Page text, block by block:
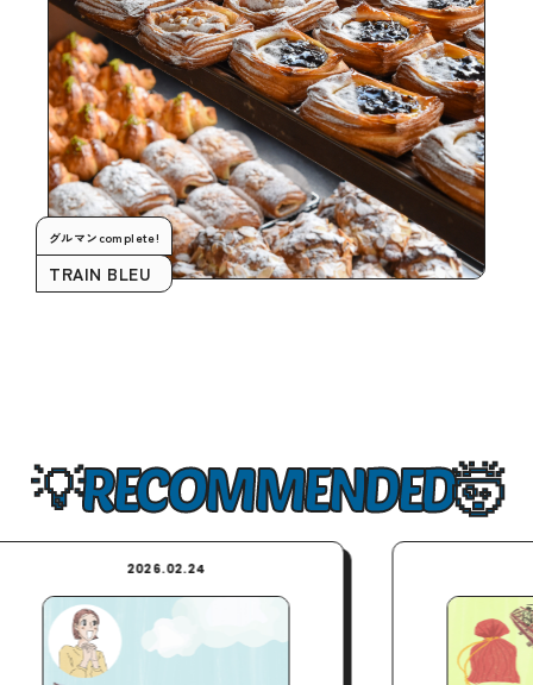
グルマンcomplete!
TRAIN BLEU
RECOMMENDED
2026.04.10